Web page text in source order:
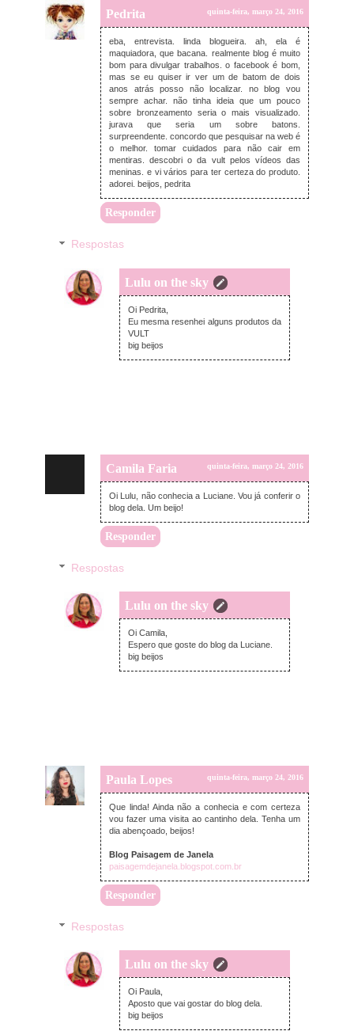
Pedrita quinta-feira, março 24, 2016
eba, entrevista. linda blogueira. ah, ela é
maquiadora, que bacana. realmente blog é muito
bom para divulgar trabalhos. o facebook é bom,
mas se eu quiser ir ver um de batom de dois
anos atrás posso não localizar. no blog vou
sempre achar. não tinha ideia que um pouco
sobre bronzeamento seria o mais visualizado.
jurava que seria um sobre batons.
surpreendente. concordo que pesquisar na web é
o melhor. tomar cuidados para não cair em
mentiras. descobri o da vult pelos vídeos das
meninas. e vi vários para ter certeza do produto.
adorei. beijos, pedrita
Responder
Respostas
Lulu on the sky
sexta-feira, março 25, 2016
Oi Pedrita,
Eu mesma resenhei alguns produtos da
VULT
big beijos
Camila Faria quinta-feira, março 24, 2016
Oi Lulu, não conhecia a Luciane. Vou já conferir o
blog dela. Um beijo!
Responder
Respostas
Lulu on the sky
sexta-feira, março 25, 2016
Oi Camila,
Espero que goste do blog da Luciane.
big beijos
Paula Lopes quinta-feira, março 24, 2016
Que linda! Ainda não a conhecia e com certeza
vou fazer uma visita ao cantinho dela. Tenha um
dia abençoado, beijos!
Blog Paisagem de Janela
paisagemdejanela.blogspot.com.br
Responder
Respostas
Lulu on the sky
sexta-feira, março 25, 2016
Oi Paula,
Aposto que vai gostar do blog dela.
big beijos